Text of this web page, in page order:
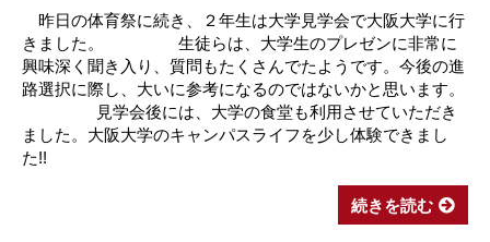
昨日の体育祭に続き、２年生は大学見学会で大阪大学に行
きました。 生徒らは、大学生のプレゼンに非常に
興味深く聞き入り、質問もたくさんでたようです。今後の進
路選択に際し、大いに参考になるのではないかと思います。
見学会後には、大学の食堂も利用させていただき
ました。大阪大学のキャンパスライフを少し体験できまし
た!!
続きを読む